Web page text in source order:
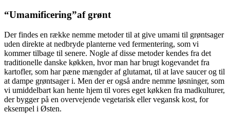
“Umamificering”af grønt
Der findes en række nemme meto­der til at give umami til grøntsager
uden direkte at nedbryde planterne ved fermentering, som vi
kommer tilbage til senere. Nogle af disse metoder kendes fra det
traditionel­le danske køkken, hvor man har brugt kogevandet fra
kartofler, som har pæne mængder af glutamat, til at lave saucer og til
at dampe grøntsager i. Men der er også andre nemme løsninger, som
vi umiddel­bart kan hente hjem til vores eget køkken fra madkulturer,
der bygger på en overvejende vegetarisk eller vegansk kost, for
eksempel i Østen.